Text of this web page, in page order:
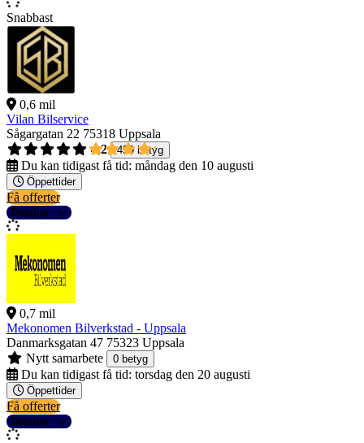
Snabbast
0,6 mil
Vilan Bilservice
Sågargatan 22 75318 Uppsala
4,2
459 betyg
Du kan tidigast få tid: måndag den 10 augusti
Öppettider
Få offerter
Detaljer
0,7 mil
Mekonomen Bilverkstad - Uppsala
Danmarksgatan 47 75323 Uppsala
Nytt samarbete
0 betyg
Du kan tidigast få tid: torsdag den 20 augusti
Öppettider
Få offerter
Detaljer